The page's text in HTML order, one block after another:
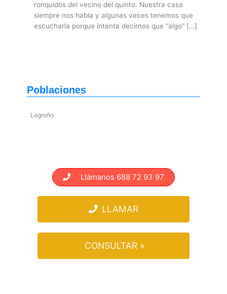
ronquidos del vecino del quinto. Nuestra casa
siempre nos habla y algunas veces tenemos que
escucharla porque intenta decirnos que “algo” […]
Poblaciones
Logroño
Llámanos 688 72 93 97
LLAMAR
CONSULTAR »